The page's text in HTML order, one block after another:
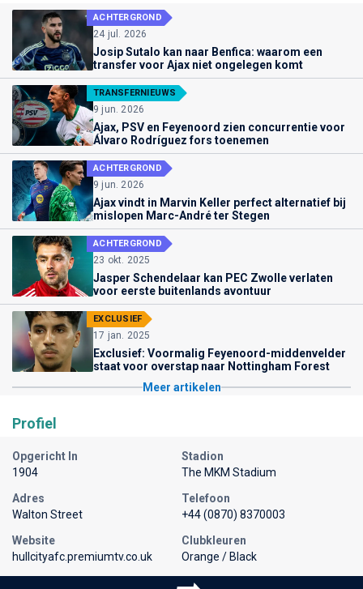
ACHTERGROND
24 jul. 2026
Josip Sutalo kan naar Benfica: waarom een
transfer voor Ajax niet ongelegen komt
TRANSFERNIEUWS
9 jun. 2026
Ajax, PSV en Feyenoord zien concurrentie voor
Álvaro Rodríguez fors toenemen
ACHTERGROND
9 jun. 2026
Ajax vindt in Marvin Keller perfect alternatief bij
mislopen Marc-André ter Stegen
ACHTERGROND
23 okt. 2025
Jasper Schendelaar kan PEC Zwolle verlaten
voor eerste buitenlands avontuur
EXCLUSIEF
17 jan. 2025
Exclusief: Voormalig Feyenoord-middenvelder
staat voor overstap naar Nottingham Forest
Meer artikelen
Profiel
Opgericht In
1904
Stadion
The MKM Stadium
Adres
Walton Street
Telefoon
+44 (0870) 8370003
Website
hullcityafc.premiumtv.co.uk
Clubkleuren
Orange / Black